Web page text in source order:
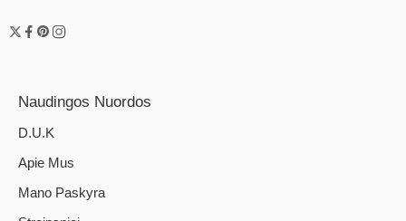
Naudingos Nuordos
D.U.K
Apie Mus
Mano Paskyra